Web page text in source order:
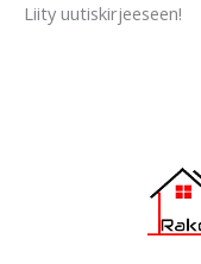
Liity uutiskirjeeseen!